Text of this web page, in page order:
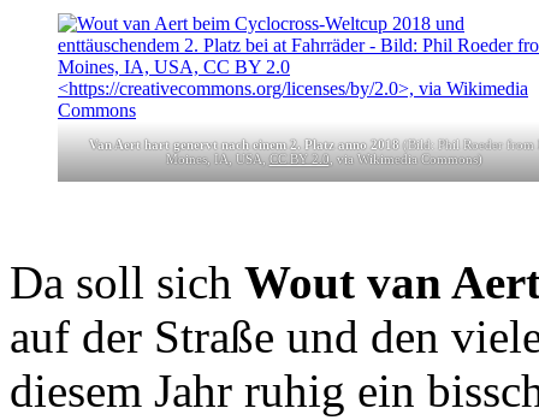
Van Aert hart genervt nach einem 2. Platz anno 2018(Bild: Phil Roeder from
Moines, IA, USA,CC BY 2.0, via Wikimedia Commons)
Da soll sich Wout van
auf der Straße und den
diesem Jahr ruhig ein